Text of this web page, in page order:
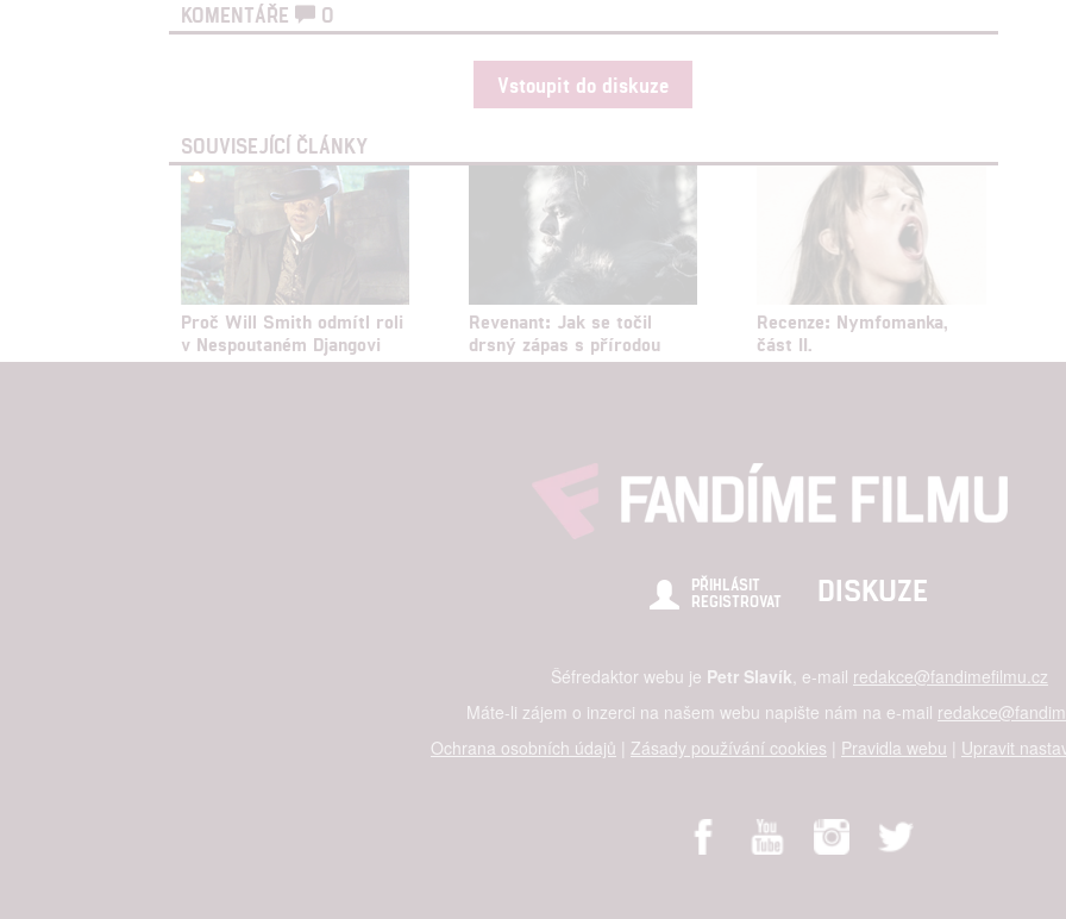
KOMENTÁŘE 0
Vstoupit do diskuze
SOUVISEJÍCÍ ČLÁNKY
Proč Will Smith odmítl roli
v Nespoutaném Djangovi
Revenant: Jak se točil
drsný zápas s přírodou
Recenze: Nymfomanka,
část II.
PŘIHLÁSIT
REGISTROVAT
DISKUZE
Šéfredaktor webu je Petr Slavík , e-mail redakce@fandimefilmu.cz
Máte-li zájem o inzerci na našem webu napište nám na e-mail
Ochrana osobních údajů | Zásady používání cookies | Pravidla webu | Upravit